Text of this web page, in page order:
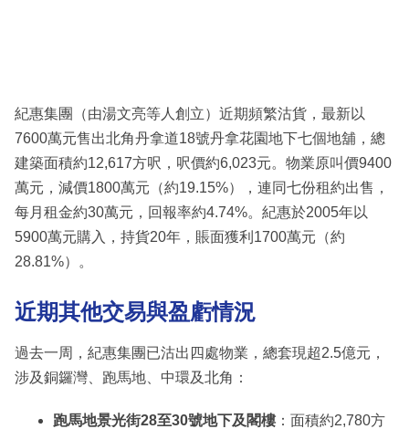
紀惠集團（由湯文亮等人創立）近期頻繁沽貨，最新以
7600萬元售出北角丹拿道18號丹拿花園地下七個地舖，總
建築面積約12,617方呎，呎價約6,023元。物業原叫價9400
萬元，減價1800萬元（約19.15%），連同七份租約出售，
每月租金約30萬元，回報率約4.74%。紀惠於2005年以
5900萬元購入，持貨20年，賬面獲利1700萬元（約
28.81%）。
近期其他交易與盈虧情況
過去一周，紀惠集團已沽出四處物業，總套現超2.5億元，
涉及銅鑼灣、跑馬地、中環及北角：
跑馬地景光街28至30號地下及閣樓 ：面積約2,780方